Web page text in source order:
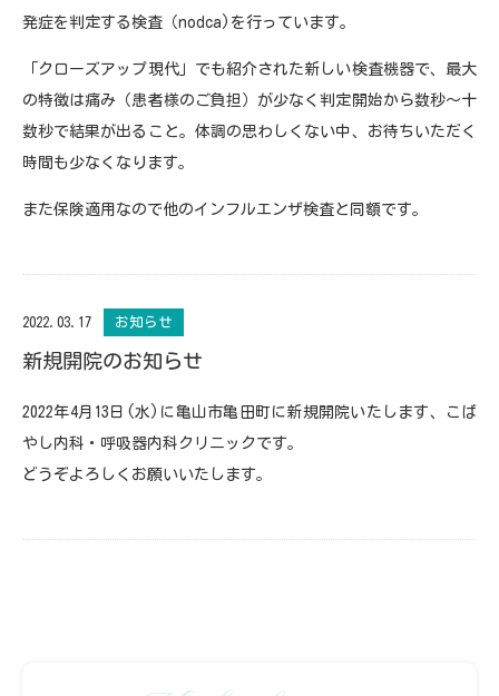
発症を判定する検査（nodca)を行っています。
「クローズアップ現代」でも紹介された新しい検査機器で、最大
の特徴は痛み（患者様のご負担）が少なく判定開始から数秒～十
数秒で結果が出ること。体調の思わしくない中、お待ちいただく
時間も少なくなります。
また保険適用なので他のインフルエンザ検査と同額です。
2022.03.17 お知らせ
新規開院のお知らせ
2022年4月13日(水)に亀山市亀田町に新規開院いたします、こば
やし内科・呼吸器内科クリニックです。
どうぞよろしくお願いいたします。